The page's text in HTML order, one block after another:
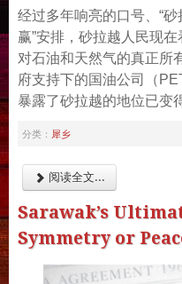
经过多年响亮的口号、“砂
赢”安排，砂拉越人民现
对石油和天然气的真正所
府支持下的国油公司（
暴露了砂拉越的地位已变
分类： 犀乡
阅读全文...
Sarawak’s
Symmetry or